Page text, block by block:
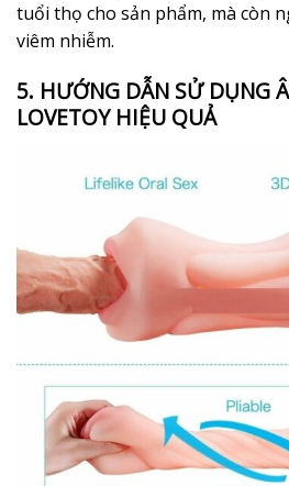
tuổi thọ cho sản phẩm, mà còn
viêm nhiễm.
5. HƯỚNG DẪN SỬ DỤNG
LOVETOY HIỆU QUẢ